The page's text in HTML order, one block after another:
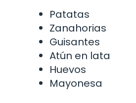
Patatas
Zanahorias
Guisantes
Atún en lata
Huevos
Mayonesa